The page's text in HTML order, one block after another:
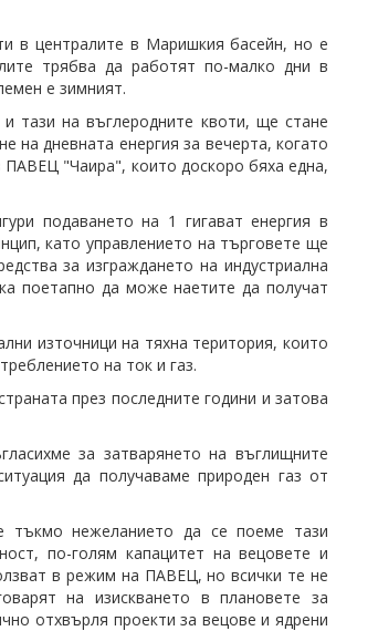
в централите в Маришкия басейн, но е
трябва да работят по-малко дни в
е зимният.
тази на въглеродните квоти, ще стане
на дневната енергия за вечерта, когато
"Чаира", които доскоро бяха една,
подаването на 1 гигават енергия в
като управлението на търговете ще
за изграждането на индустриална
поетапно да може наетите да получат
източници на тяхна територия, които
на ток и газ.
през последните години и затова
за затварянето на въглищните
да получаваме природен газ от
тъкмо нежеланието да се поеме тази
по-голям капацитет на вецовете и
в режим на ПАВЕЦ, но всички те не
на изискването в плановете за
отхвърля проекти за вецове и ядрени